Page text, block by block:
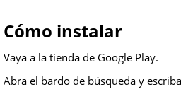
Cómo instalar
Vaya a la tienda de Google Play.
Abra el bardo de búsqueda y